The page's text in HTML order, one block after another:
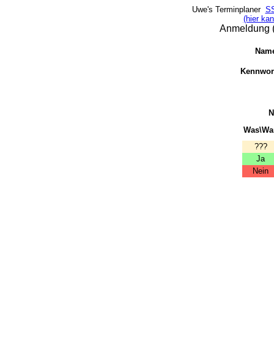
Uwe's Terminplaner
(hier
Anmeldung
???
Ja
Nein